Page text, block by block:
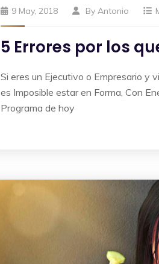
9 May, 2018 By Antonio
5 Errores por los
Si eres un Ejecutivo o Empresario y
es Imposible estar en Forma, Con
Programa de hoy